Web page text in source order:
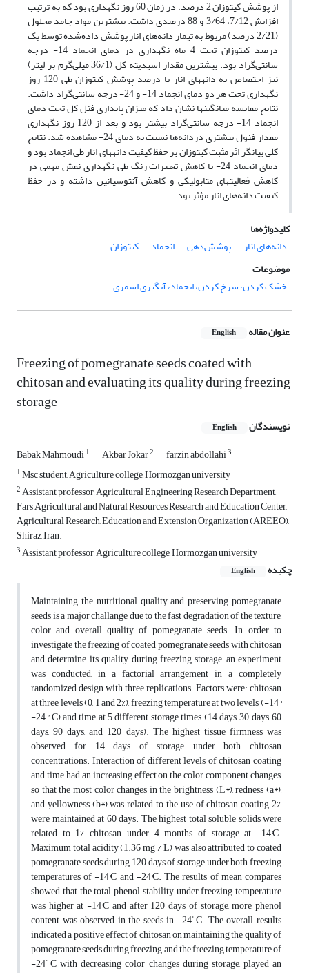
از پوشش کیتوزان 2 درصد، در زمان 60 روز نگهداری بود که به ترتیب
افزایش 7/12، 3/64 و 88 درصدی داشت. بیشترین مواد جامد محلول
(2/21 درصد) مربوط به تیمار دانه‌های انار پوشش داده‌شده توسط یک
درصد کیتوزان تحت 4 ماه نگهداری در دمای انجماد 14- درجه
سانتی‌گراد بود. بیشترین مقدار اسیدیته کل (36/1 میلی‌گرم بر لیتر)
نیز اختصاص به دانه­های انار با درصد پوشش کیتوزان طی 120 روز
نگهداری تحت هر دو دمای انجماد 14- و 24- درجه سانتی‌گراد داشت.
نتایج مقایسه میانگین­ها نشان داد که میزان پایداری فنل کل تحت دمای
انجماد 14- درجه سانتی‌گراد بیشتر بود و بعد از 120 روز نگهداری
مقدار فنول بیشتری دردانه‌ها نسبت به دمای 24- مشاهده شد. نتایج
کلی بیانگر اثر مثبت کیتوزان بر حفظ کیفیت دانه­های انار طی انجماد بود و
دمای انجماد 24- با کاهش تغییرات رنگ طی نگهداری نقش مهمی در
کاهش فعالیت­های متابولیکی و کاهش آنتوسیانین داشته و در حفظ
کیفیت دانه‌های انار مؤثر بود.
کلیدواژه‌ها
دانه‌های انار
پوشش‌دهی انجماد
کیتوزان
موضوعات
خشک کردن، سرخ کردن، انجماد، آبگیری اسمزی
عنوان مقاله English
Freezing of pomegranate seeds coated with
chitosan and evaluating its quality during freezing
storage
نویسندگان English
Babak Mahmoudi1 Akbar Jokar2 farzin abdollahi3
1Msc student, Agriculture college, Hormozgan university
2Assistant professor, Agricultural Engineering Research Department,
Fars Agricultural and Natural Resources Research and Education Center,
Agricultural Research, Education and Extension Organization (AREEO),
Shiraz, Iran.
3Assistant professor, Agriculture college, Hormozgan university
چکیده
English
Maintaining the nutritional quality and preserving pomegranate
seeds is a major challange due to the fast degradation of the texture,
color and overall quality of pomegranate seeds. In order to
investigate the freezing of coated pomegranate seeds with chitosan
and determine its quality during freezing storage, an experiment
was conducted, in a factorial arrangement in a completely
randomized design with three replications. Factors were: chitosan
at three levels (0, 1 and 2%), freezing temperature at two levels (-14 °
-24 ° C) and time at 5 different storage times (14 days, 30 days, 60
days, 90 days, and 120 days). The highest tissue firmness was
observed for 14 days of storage under both chitosan
concentrations. Interaction of different levels of chitosan coating
and time had an increasing effect on the color component changes,
so that the most color changes in the brightness (L*), redness (a*),
and yellowness (b*) was related to the use of chitosan coating 2%,
were maintained at 60 days. The highest total soluble solids were
related to 1% chitosan under 4 months of storage at -14°C.
Maximum total acidity (1.36 mg / L) was also attributed to coated
pomegranate seeds during 120 days of storage under both freezing
temperatures of -14°C and -24°C. The results of mean compares
showed that the total phenol stability under freezing temperature
was higher at -14°C and after 120 days of storage, more phenol
content was observed in the seeds in -24°C. The overall results
indicated a positive effect of chitosan on maintaining the quality of
pomegranate seeds during freezing, and the freezing temperature of
-24°C with decreasing color changes during storage, played an